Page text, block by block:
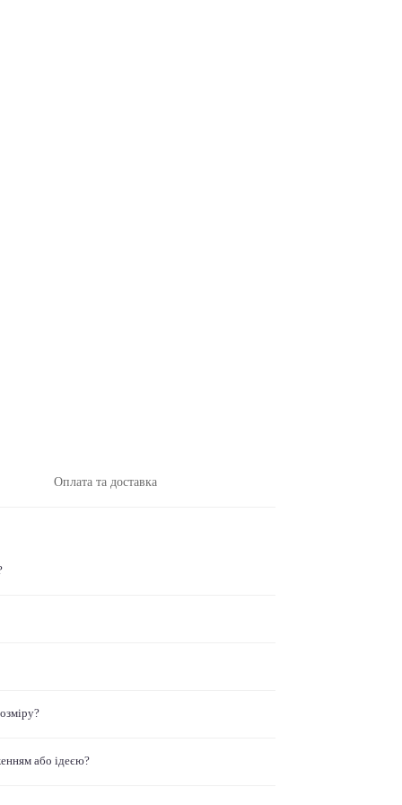
Оплата та доставка
або ідеєю?